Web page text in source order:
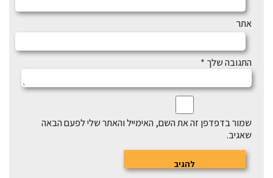
אתר
התגובה שלך *
שמור בדפדפן זה את השם, האימייל והאתר שלי לפעם הבאה
שאגיב.